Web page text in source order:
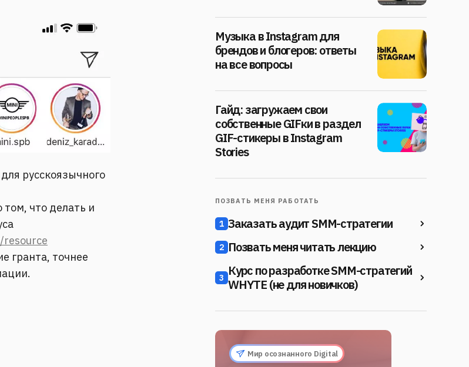
русскоязычного
том, что делать и
гранта, точнее
Музыка в Instagram для
брендов и блогеров: ответы
на все вопросы
Гайд: загружаем свои
собственные GIFки в раздел
GIF-стикеры в Instagram
Stories
ПОЗВАТЬ МЕНЯ РАБОТАТЬ
1 Заказать аудит SMM-стратегии
2 Позвать меня читать лекцию
3 Курс по разработке SMM-стратегий
WHYTE (не для новичков)
Мир осознанного Digital